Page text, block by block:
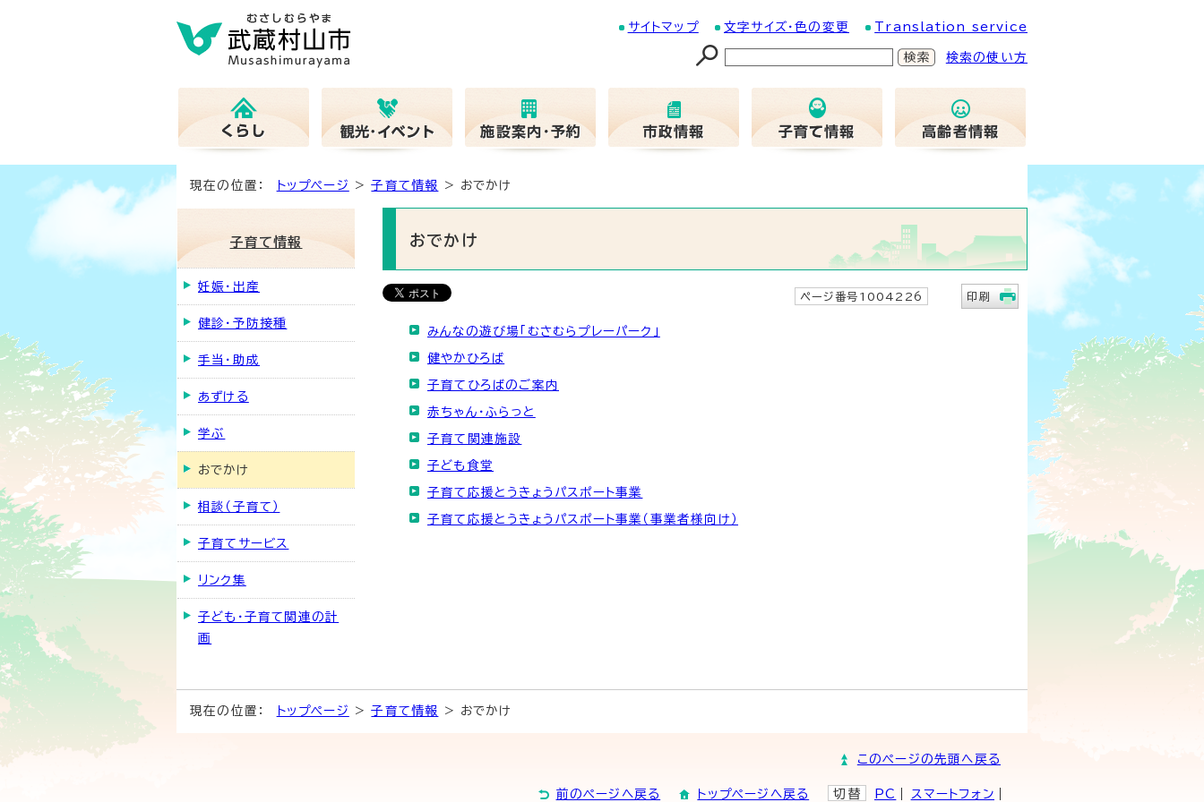
サイトマップ 文字サイズ・色の変更 Translation service
検索の使い方
現在の位置： トップページ >子育て情報 > おでかけ
おでかけ
ページ番号1004226 印刷
みんなの遊び場「むさむらプレーパーク」
健やかひろば
子育てひろばのご案内
赤ちゃん・ふらっと
子育て関連施設
子ども食堂
子育て応援とうきょうパスポート事業
子育て応援とうきょうパスポート事業（事業者様向け）
子育て情報
妊娠・出産
健診・予防接種
手当・助成
あずける
学ぶ
おでかけ
相談（子育て）
子育てサービス
リンク集
子ども・子育て関連の計
画
現在の位置： トップページ >子育て情報 > おでかけ
このページの先頭へ戻る
前のページへ戻る トップページへ戻る 切替 PC スマートフォン